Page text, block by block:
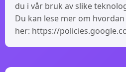
du i vår bruk av slike
Du kan lese mer om
her: https://